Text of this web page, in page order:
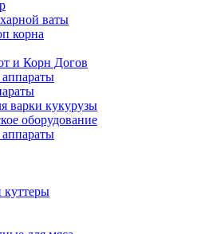
ваты
корна
и Корн Догов
варки кукурузы
оборудование